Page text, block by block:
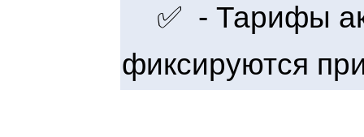
✅ - Тарифы
фиксируются